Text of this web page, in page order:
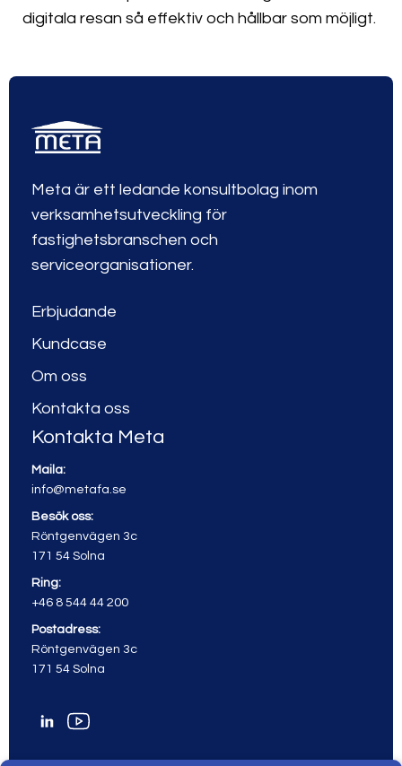
digitala resan så effektiv och hållbar som möjligt.
Meta är ett ledande konsultbolag inom
verksamhetsutveckling för
fastighetsbranschen och
serviceorganisationer.
Erbjudande
Kundcase
Om oss
Kontakta oss
Kontakta Meta
Maila:
info@metafa.se
Besök oss:
Röntgenvägen 3c
171 54 Solna
Ring:
+46 8 544 44 200
Postadress:
Röntgenvägen 3c
171 54 Solna